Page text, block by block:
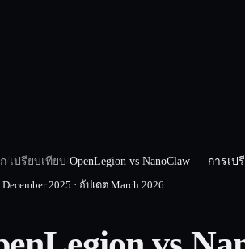
/เปรียบเทียบ/OpenLegion vs NanoClaw — การเ
December 2025 · อัปเดต March 2026